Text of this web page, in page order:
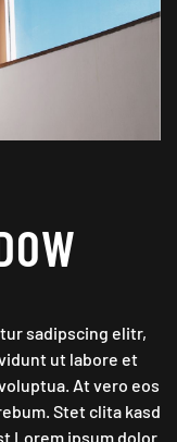
sadipscing elitr,
ut labore et
At vero eos
Stet clita kasd
Lorem ipsum dolor